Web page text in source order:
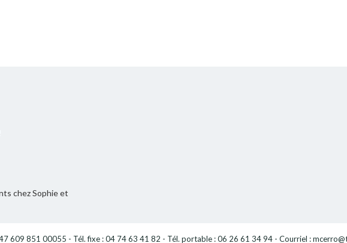
chez Sophie et
609 851 00055 - Tél. fixe : 04 74 63 41 82 - Tél. portable : 06 26 61 34 94 - Courriel :